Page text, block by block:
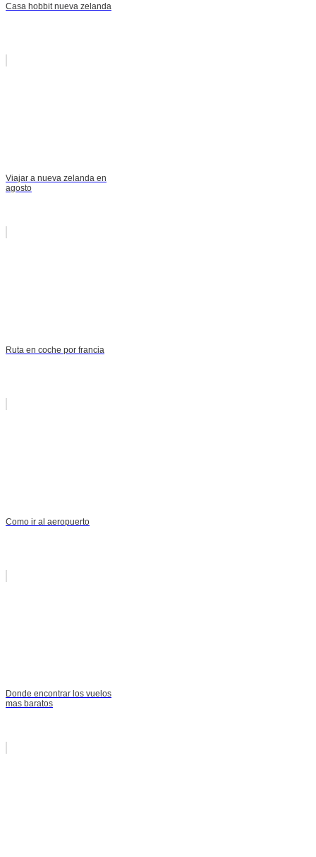
Casa hobbit nueva zelanda
Viajar a nueva zelanda en
agosto
Ruta en coche por francia
Como ir al aeropuerto
Donde encontrar los vuelos
mas baratos